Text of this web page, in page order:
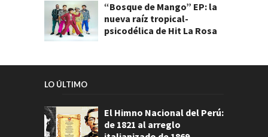
“Bosque de Mango” EP: la
nueva raíz tropical-
psicodélica de Hit La Rosa
LO ÚLTIMO
El Himno Nacional del Perú:
de 1821 al arreglo